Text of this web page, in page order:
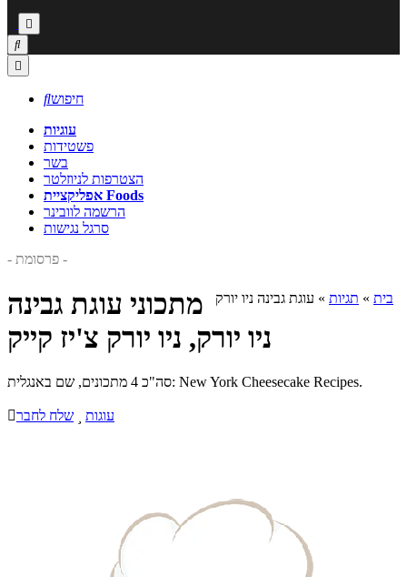



חיפוש
עוגיות
פשטידות
בשר
הצטרפות לניוזלטר
אפליקציית Foods
הרשמה לוובינר
סרגל נגישות
- פרסומת -
בית » תגיות » עוגת גבינה ניו יורק
מתכוני עוגת גבינה
ניו יורק, ניו יורק צ'יז קייק
סה"כ 4 מתכונים, שם באנגלית: New York Cheesecake Recipes.
שלח לחבר עוגות